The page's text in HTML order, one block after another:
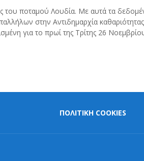
ποταμού Λουδία. Με αυτά τα
στην Αντιδημαρχία
για το πρωί της Τρίτης 26
ΠΟΛΙΤΙΚΗ COOKIES